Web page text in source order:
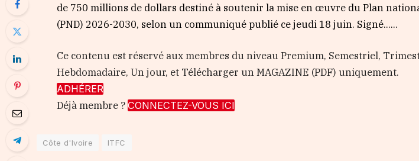
de 750 millions de dollars destiné à soutenir la mise en œuvre du Plan
(PND) 2026-2030, selon un communiqué publié ce jeudi 18 juin. Signé…...
Ce contenu est réservé aux membres du niveau Premium, Semestriel,
Hebdomadaire, Un jour, et Télécharger un MAGAZINE (PDF) uniquement.
ADHÉRER
Déjà membre ?CONNECTEZ-VOUS ICI
Côte d'Ivoire ITFC